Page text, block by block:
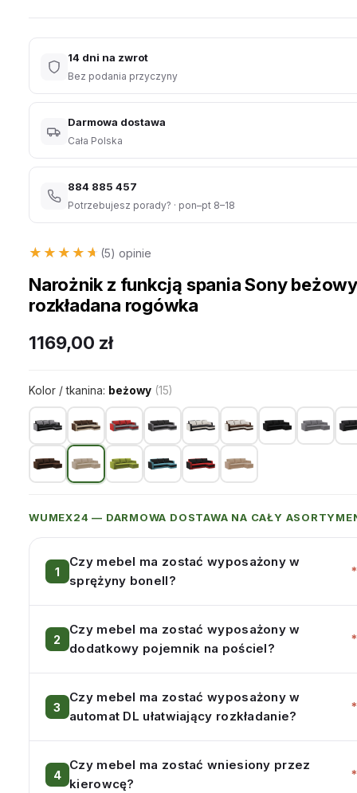
14 dni na zwrot
Bez podania przyczyny
Darmowa dostawa
Cała Polska
884 885 457
Potrzebujesz porady? · pon–pt 8–18
★★★★★
★★★★★ (5) opinie
Narożnik z funkcją spania Sony beżowy
rozkładana rogówka
1169,00 zł
Kolor / tkanina: beżowy (15)
WUMEX24 — DARMOWA DOSTAWA NA CAŁY
Czy mebel ma zostać wyposażony w
sprężyny bonell?
*
Czy mebel ma zostać wyposażony w
dodatkowy pojemnik na pościel?
*
Czy mebel ma zostać wyposażony w
automat DL ułatwiający rozkładanie?
*
Czy mebel ma zostać wniesiony przez
kierowcę?
*